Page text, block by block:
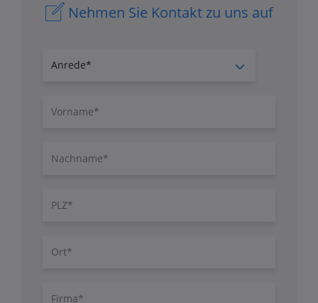
Nehmen Sie Kontakt zu uns auf
Anrede
Vorname
Nachname
PLZ
Ort
Firma